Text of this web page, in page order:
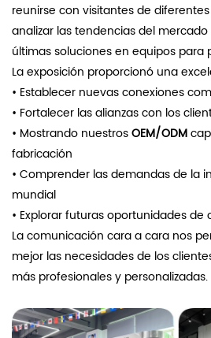
reunirse con visitantes de
analizar las tendencias del
últimas soluciones en equipos para
La exposición proporcionó una
• Establecer nuevas conexiones
• Fortalecer las alianzas con los
• Mostrando nuestrosOEM/ODM
fabricación
• Comprender las demandas de la
mundial
• Explorar futuras oportunidades de
La comunicación cara a cara nos
mejor las necesidades de los
más profesionales y personalizadas.